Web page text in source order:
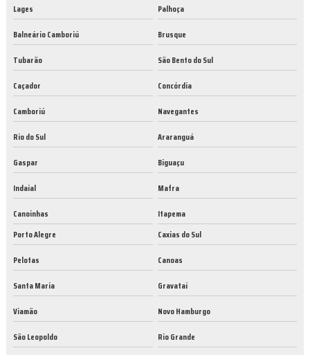
Lages
Palhoça
Balneário Camboriú
Brusque
Tubarão
São Bento do Sul
Caçador
Concórdia
Camboriú
Navegantes
Rio do Sul
Araranguá
Gaspar
Biguaçu
Indaial
Mafra
Canoinhas
Itapema
Porto Alegre
Caxias do Sul
Pelotas
Canoas
Santa Maria
Gravataí
Viamão
Novo Hamburgo
São Leopoldo
Rio Grande